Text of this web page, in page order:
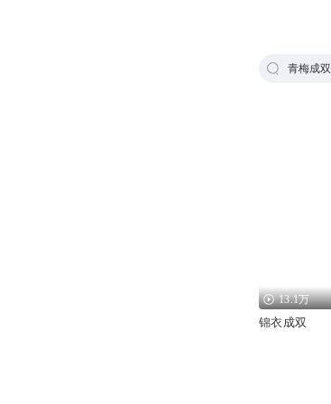
青梅成双
13.1万
锦衣成双